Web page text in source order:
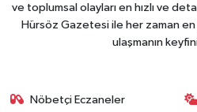
ve toplumsal olayları en hızlı ve
Hürsöz Gazetesi ile her zaman
ulaşmanın
Nöbetçi Eczaneler